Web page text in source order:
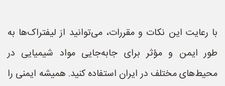
با رعایت این نکات و مقررات، می‌توانید از لیفتراک‌ها به
طور ایمن و مؤثر برای جابه‌جایی مواد شیمیایی در
محیط‌های مختلف در ایران استفاده کنید. همیشه ایمنی را